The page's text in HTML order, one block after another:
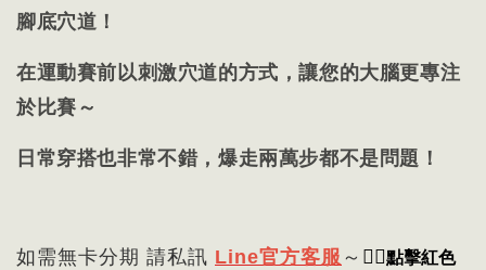
腳底穴道！
在運動賽前以刺激穴道的方式，讓您的大腦更專注
於比賽～
日常穿搭也非常不錯，爆走兩萬步都不是問題！
如需無卡分期 請私訊 Line官方客服 ～ 👈🏻點擊紅色